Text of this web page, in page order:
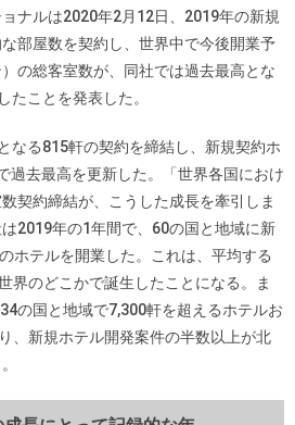
ナルは2020年2月12日、2019年の新規
部屋数を契約し、世界中で今後開業予
の総客室数が、同社では過去最高とな
たことを発表した。
なる815軒の契約を締結し、新規契約ホ
過去最高を更新した。「世界各国におけ
契約締結が、こうした成長を牽引しま
2019年の1年間で、60の国と地域に新
ホテルを開業した。これは、平均する
界のどこかで誕生したことになる。ま
の国と地域で7,300軒を超えるホテルお
、新規ホテル開発案件の半数以上が北